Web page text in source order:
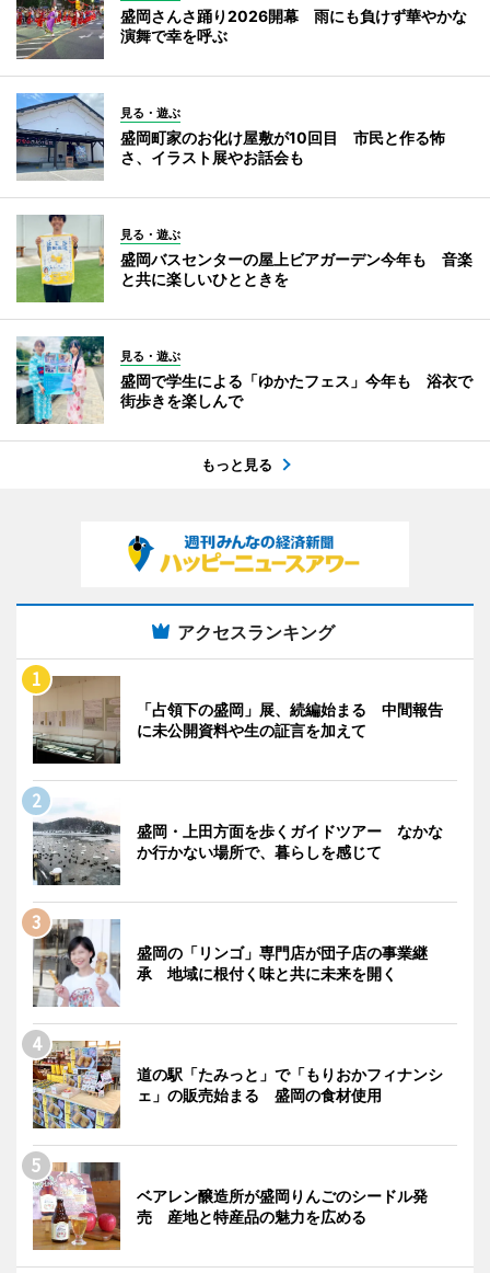
盛岡さんさ踊り2026開幕 雨にも負けず華やかな
演舞で幸を呼ぶ
見る・遊ぶ
盛岡町家のお化け屋敷が10回目 市民と作る怖
さ、イラスト展やお話会も
見る・遊ぶ
盛岡バスセンターの屋上ビアガーデン今年も 音楽
と共に楽しいひとときを
見る・遊ぶ
盛岡で学生による「ゆかたフェス」今年も 浴衣で
街歩きを楽しんで
もっと見る
アクセスランキング
「占領下の盛岡」展、続編始まる 中間報告
に未公開資料や生の証言を加えて
盛岡・上田方面を歩くガイドツアー なかな
か行かない場所で、暮らしを感じて
盛岡の「リンゴ」専門店が団子店の事業継
承 地域に根付く味と共に未来を開く
道の駅「たみっと」で「もりおかフィナンシ
ェ」の販売始まる 盛岡の食材使用
ベアレン醸造所が盛岡りんごのシードル発
売 産地と特産品の魅力を広める